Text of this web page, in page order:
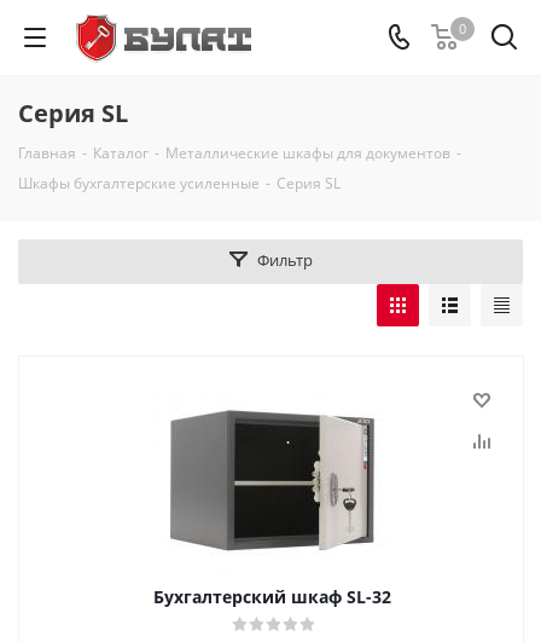
0
Серия SL
Главная - Каталог - Металлические шкафы для документов -
Шкафы бухгалтерские усиленные - Серия SL
Фильтр
Бухгалтерский шкаф SL-32